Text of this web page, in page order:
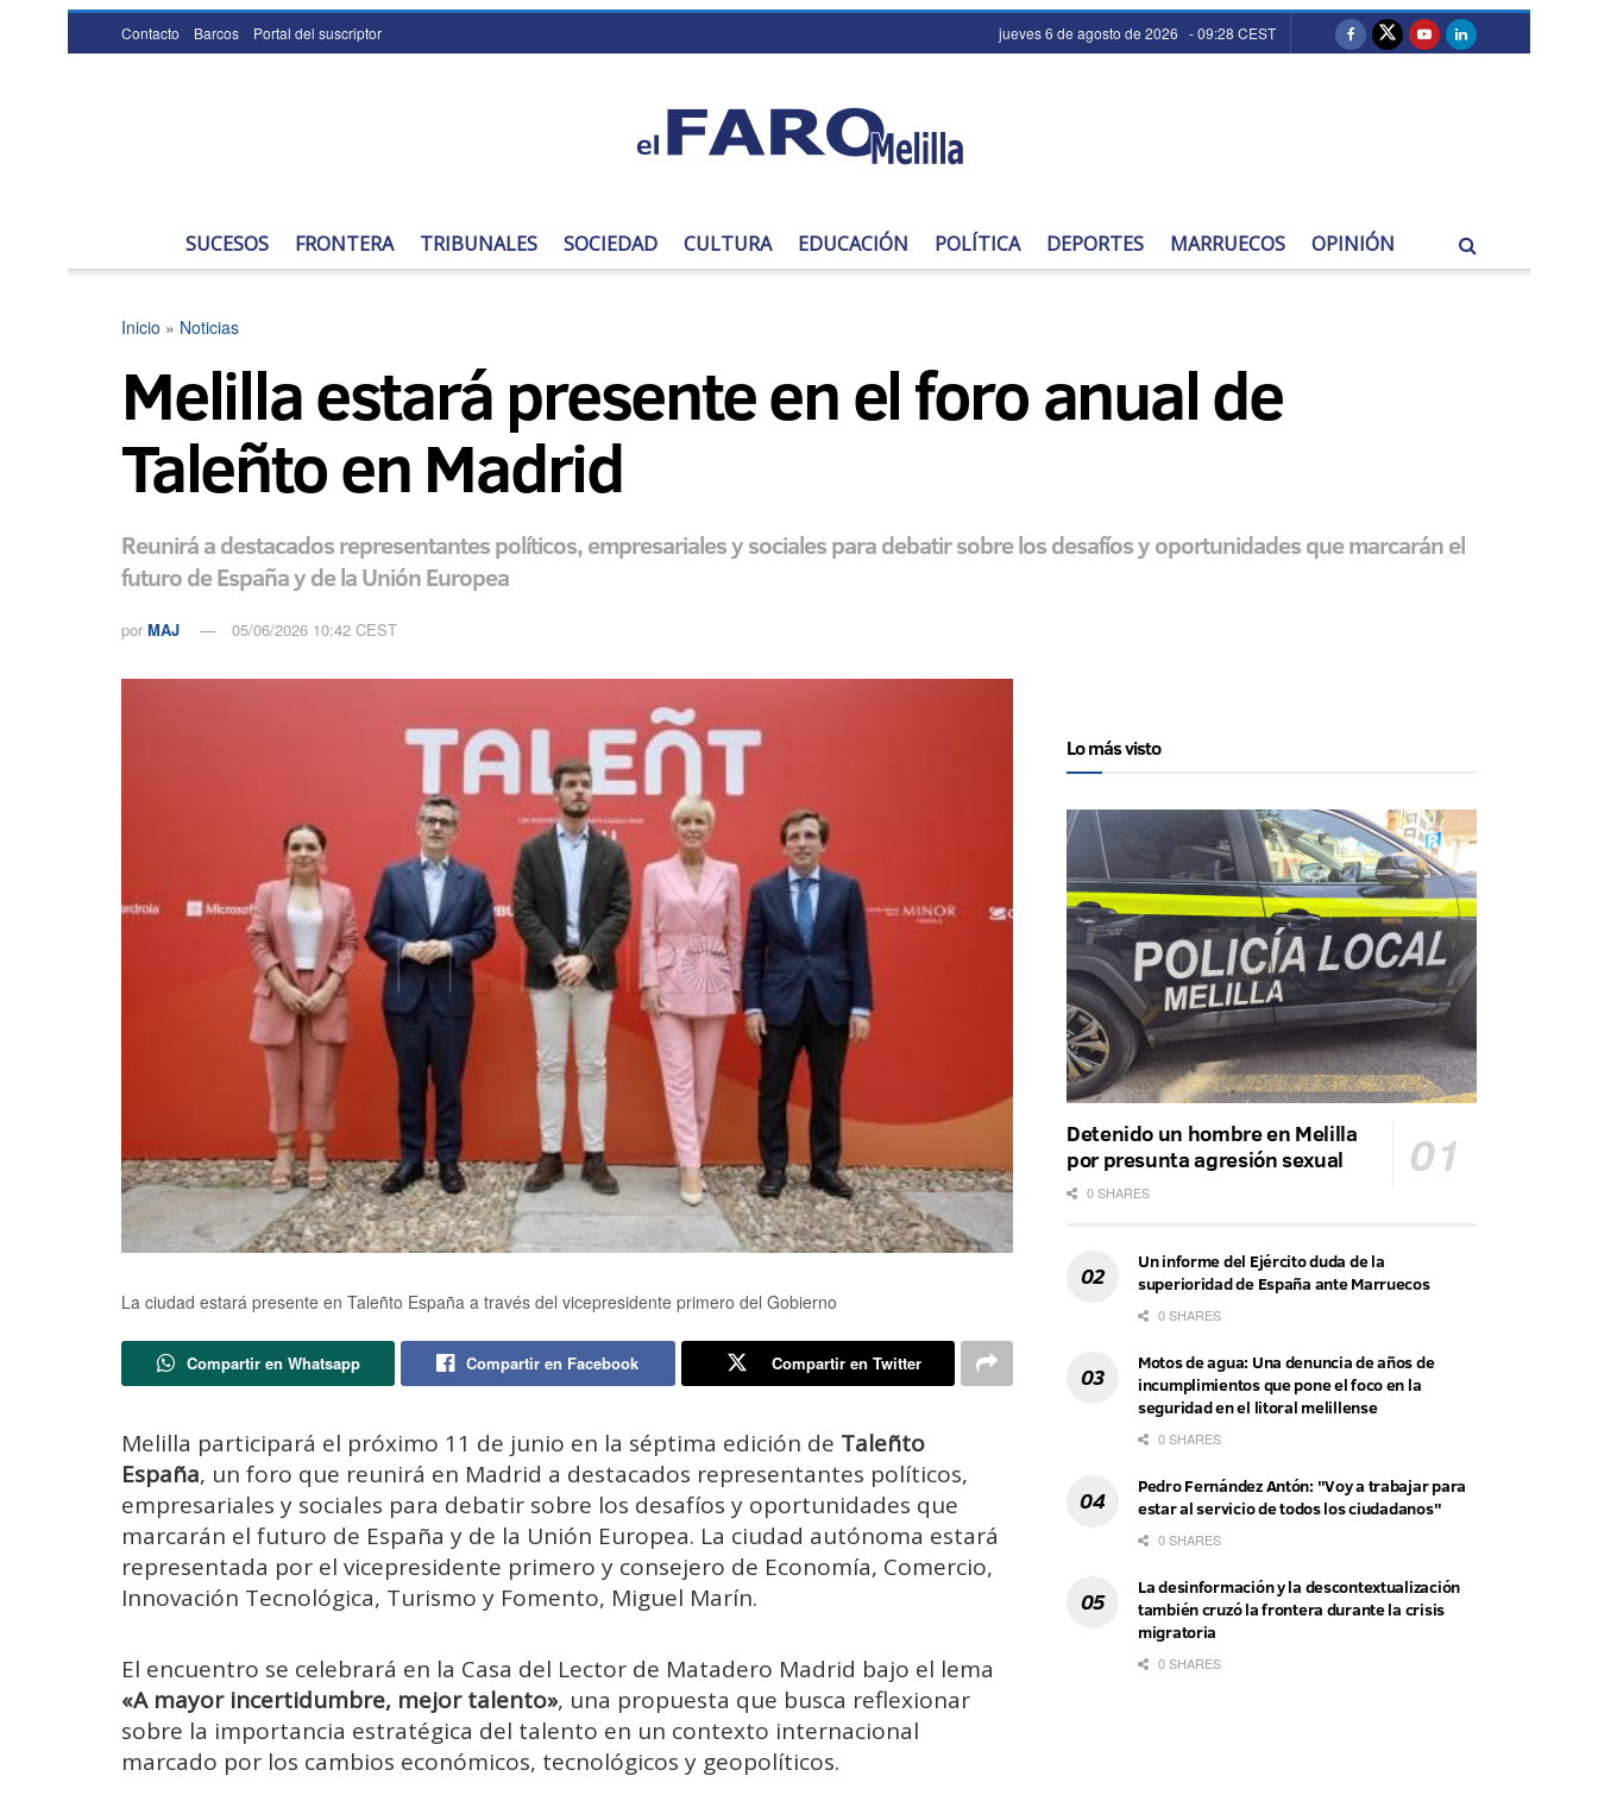
Contacto Barcos Portal del suscriptor jueves 6 de agosto de 2026 - 09:28 CEST
SUCESOS FRONTERA TRIBUNALES SOCIEDAD CULTURA EDUCACIÓN POLÍTICA DEPORTES MARRUECOS OPINIÓN
Inicio » Noticias
Melilla estará presente en el foro anual de
Taleñto en Madrid
Reunirá a destacados representantes políticos, empresariales y sociales para debatir sobre los desafíos y oportunidades que marcarán el
futuro de España y de la Unión Europea
por MAJ 05/06/2026 10:42 CEST
La ciudad estará presente en Taleñto España a través del vicepresidente primero del Gobierno
Compartir en Whatsapp Compartir en Facebook Compartir en Twitter
Melilla participará el próximo 11 de junio en la séptima edición de Taleñto
España, un foro que reunirá en Madrid a destacados representantes políticos,
empresariales y sociales para debatir sobre los desafíos y oportunidades que
marcarán el futuro de España y de la Unión Europea. La ciudad autónoma estará
representada por el vicepresidente primero y consejero de Economía, Comercio,
Innovación Tecnológica, Turismo y Fomento, Miguel Marín.
El encuentro se celebrará en la Casa del Lector de Matadero Madrid bajo el lema
«A mayor incertidumbre, mejor talento», una propuesta que busca reflexionar
sobre la importancia estratégica del talento en un contexto internacional
marcado por los cambios económicos, tecnológicos y geopolíticos.
Lo más visto
Detenido un hombre en Melilla
por presunta agresión sexual
0 SHARES
Un informe del Ejército duda de la
superioridad de España ante Marruecos
0 SHARES
Motos de agua: Una denuncia de años de
incumplimientos que pone el foco en la
seguridad en el litoral melillense
0 SHARES
Pedro Fernández Antón: "Voy a trabajar para
estar al servicio de todos los ciudadanos"
0 SHARES
La desinformación y la descontextualización
también cruzó la frontera durante la crisis
migratoria
0 SHARES